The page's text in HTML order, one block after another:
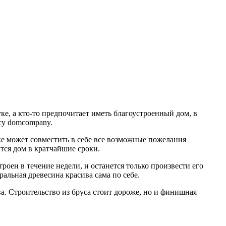
а кто-то предпочитает иметь благоустроенный дом, в
domcompany.
может совместить в себе все возможные пожелания
дом в кратчайшие сроки.
в течение недели, и останется только произвести его
древесина красива сама по себе.
Строительство из бруса стоит дороже, но и финишная